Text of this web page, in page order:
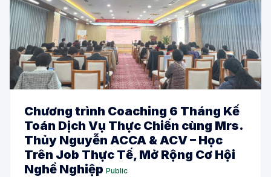
Chương trình Coaching 6 Tháng Kế
Toán Dịch Vụ Thực Chiến cùng Mrs.
Thủy Nguyễn ACCA & ACV – Học
Trên Job Thực Tế, Mở Rộng Cơ Hội
Nghề Nghiệp Public